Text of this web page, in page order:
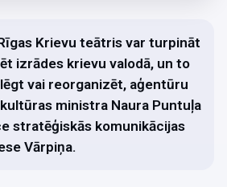
Krievu teātris var turpināt
izrādes krievu valodā, un to
vai reorganizēt, aģentūru
ministra Naura Puntuļa
stratēģiskās komunikācijas
Vārpiņa.